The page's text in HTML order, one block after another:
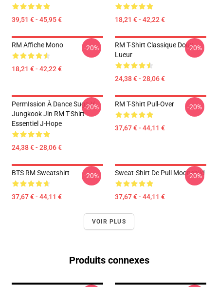
39,51 € - 45,95 € 18,21 € - 42,22 €
RM Affiche Mono
18,21 € - 42,22 €
-20%
RM T-Shirt Classique Doux
Lueur
24,38 € - 28,06 €
-20%
PermIssion À Dance Suga V
Jungkook Jin RM T-Shirt
Essentiel J-Hope
24,38 € - 28,06 €
-20% RM T-Shirt Pull-Over
37,67 € - 44,11 €
-20%
BTS RM Sweatshirt
37,67 € - 44,11 €
-20% Sweat-Shirt De Pull Moonchild
37,67 € - 44,11 €
-20%
VOIR PLUS
Produits connexes